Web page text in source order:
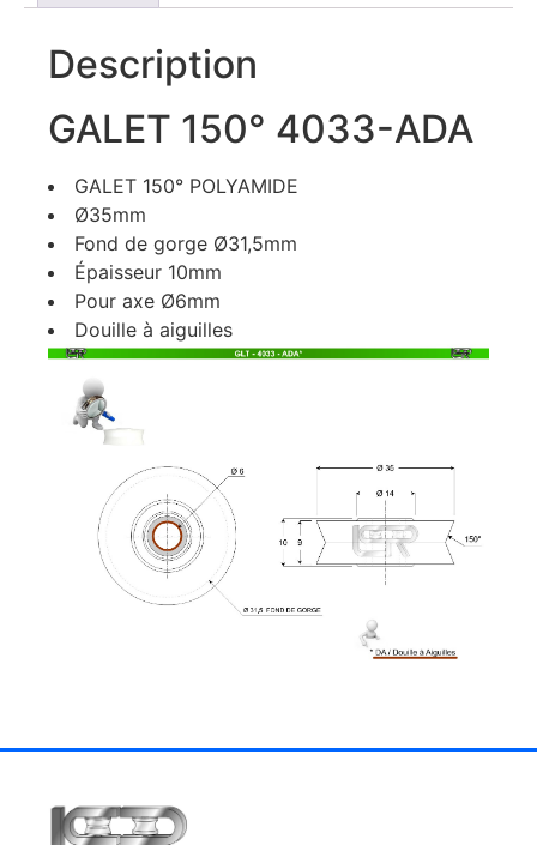
Description
GALET 150° 4033-ADA
GALET 150° POLYAMIDE
Ø35mm
Fond de gorge Ø31,5mm
Épaisseur 10mm
Pour axe Ø6mm
Douille à aiguilles